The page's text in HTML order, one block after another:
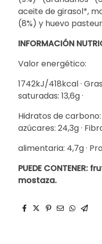
aceite de girasol*,
(8%) y huevo
INFORMACIÓN
Valor energético:
1742kJ/418kcal ·
saturadas: 13,6g ·
Hidratos de carbono:
azúcares: 24,3g ·
alimentaria: 4,7g ·
PUEDE CONTENER:
mostaza.